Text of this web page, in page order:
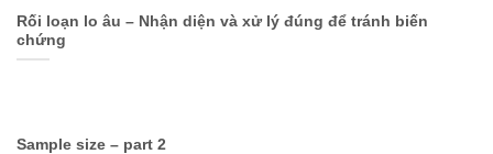
Rối loạn lo âu – Nhận diện và xử lý đúng để tránh biến
chứng
Sample size – part 2